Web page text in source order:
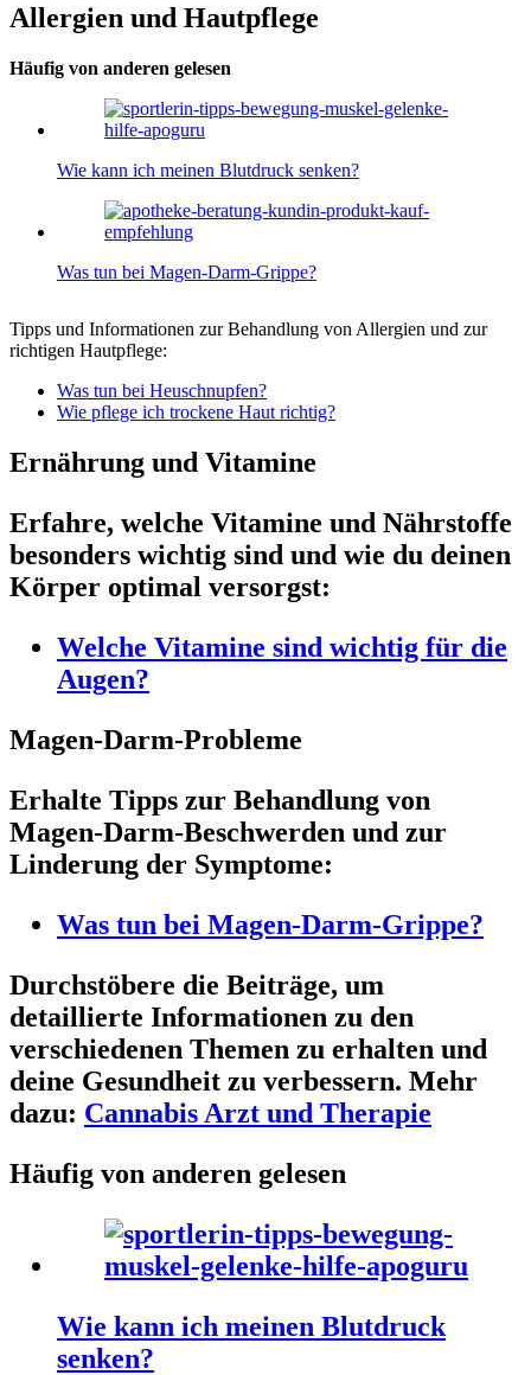
Allergien und Hautpflege
Häufig von anderen gelesen
Wie kann ich meinen Blutdruck senken?
Was tun bei Magen-Darm-Grippe?
Tipps und Informationen zur Behandlung von Allergien und zur
richtigen Hautpflege:
Was tun bei Heuschnupfen?
Wie pflege ich trockene Haut richtig?
Ernährung und Vitamine
Erfahre, welche Vitamine und Nährstoffe
besonders wichtig sind und wie du deinen
Körper optimal versorgst:
Welche Vitamine sind wichtig für die
Augen?
Magen-Darm-Probleme
Erhalte Tipps zur Behandlung von
Magen-Darm-Beschwerden und zur
Linderung der Symptome:
Was tun bei Magen-Darm-Grippe?
Durchstöbere die Beiträge, um
detaillierte Informationen zu den
verschiedenen Themen zu erhalten und
deine Gesundheit zu verbessern. Mehr
dazu: Cannabis Arzt und Therapie
Häufig von anderen gelesen
Wie kann ich meinen Blutdruck
senken?